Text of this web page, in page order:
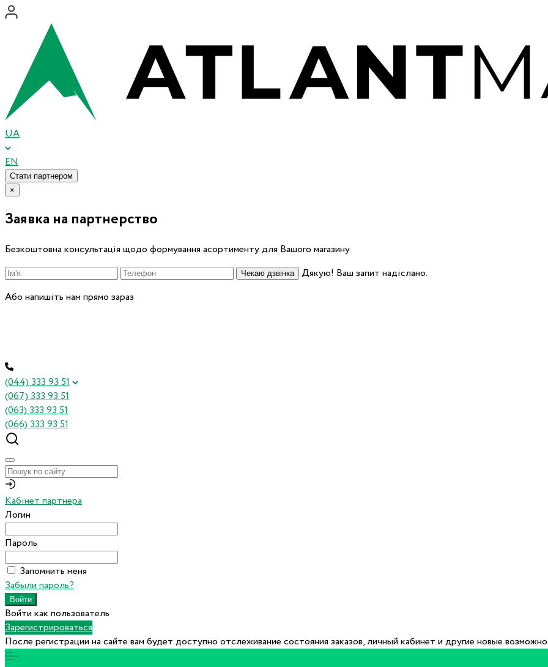
UA
EN
Стати партнером
×
Заявка на партнерство
Безкоштовна консультація щодо формування асортименту для Вашого магазину
Чекаю дзвінка
Дякую! Ваш запит надіслано.
Або напишіть нам прямо зараз
(044) 333 93 51
(067) 333 93 51
(063) 333 93 51
(066) 333 93 51
Кабінет партнера
Логин
Пароль
Запомнить меня
Забыли пароль?
Войти как пользователь
Зарегистрироваться
После регистрации на сайте вам будет доступно отслеживание состояния заказов, личный кабинет и другие новые